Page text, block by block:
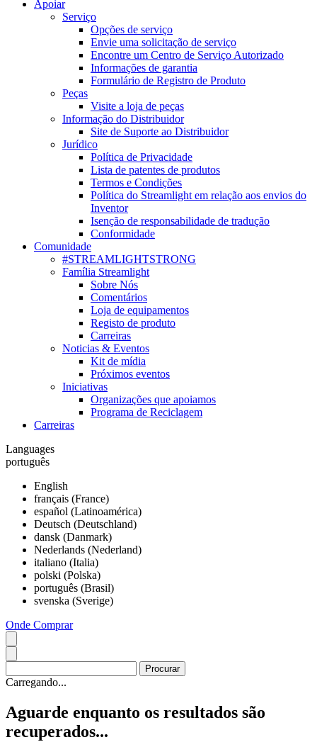
Apoiar
Serviço
Opções de serviço
Envie uma solicitação de serviço
Encontre um Centro de Serviço Autorizado
Informações de garantia
Formulário de Registro de Produto
Peças
Visite a loja de peças
Informação do Distribuidor
Site de Suporte ao Distribuidor
Jurídico
Política de Privacidade
Lista de patentes de produtos
Termos e Condições
Política do Streamlight em relação aos envios do
Inventor
Isenção de responsabilidade de tradução
Conformidade
Comunidade
#STREAMLIGHTSTRONG
Família Streamlight
Sobre Nós
Comentários
Loja de equipamentos
Registo de produto
Carreiras
Noticias & Eventos
Kit de mídia
Próximos eventos
Iniciativas
Organizações que apoiamos
Programa de Reciclagem
Carreiras
Languages
português
English
français (France)
español (Latinoamérica)
Deutsch (Deutschland)
dansk (Danmark)
Nederlands (Nederland)
italiano (Italia)
polski (Polska)
português (Brasil)
svenska (Sverige)
Onde Comprar
Carregando...
Aguarde enquanto os resultados são
recuperados...